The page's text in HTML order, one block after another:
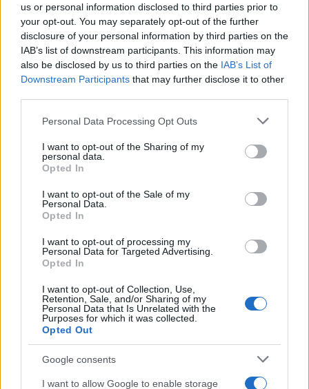
us or personal information disclosed to third parties prior to
your opt-out. You may separately opt-out of the further
disclosure of your personal information by third parties on the
IAB’s list of downstream participants. This information may
also be disclosed by us to third parties on the IAB’s List of
Downstream Participants that may further disclose it to other
Please note that this website/app uses one or more Google
not limited to your visit or usage behaviour. You may click to
grant or deny consent to Google and its third-party tags to
use your data for below specified purposes in below Google
consent section.
Personal Data Processing Opt Outs
I want to opt-out of the Sharing of my
personal data.
Opted In
I want to opt-out of the Sale of my
Personal Data.
Opted In
I want to opt-out of processing my
Personal Data for Targeted Advertising.
Opted In
I want to opt-out of Collection, Use,
Retention, Sale, and/or Sharing of my
Personal Data that Is Unrelated with the
Purposes for which it was collected.
Opted Out
Google consents
I want to allow Google to enable storage